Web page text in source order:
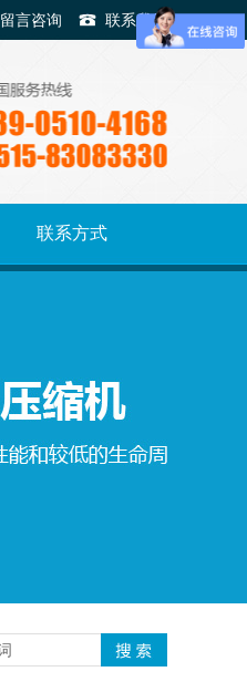
联系我们
留言咨询
联系方式